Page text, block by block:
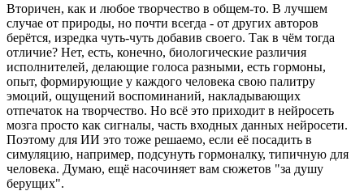
Вторичен, как и любое творчество в общем-то. В лучшем
случае от природы, но почти всегда - от других авторов
берётся, изредка чуть-чуть добавив своего. Так в чём тогда
отличие? Нет, есть, конечно, биологические различия
исполнителей, делающие голоса разными, есть гормоны,
опыт, формирующие у каждого человека свою палитру
эмоций, ощущений воспоминаний, накладывающих
отпечаток на творчество. Но всё это приходит в нейросеть
мозга просто как сигналы, часть входных данных нейросети.
Поэтому для ИИ это тоже решаемо, если её посадить в
симуляцию, например, подсунуть гормоналку, типичную для
человека. Думаю, ещё насочиняет вам сюжетов "за душу
берущих".